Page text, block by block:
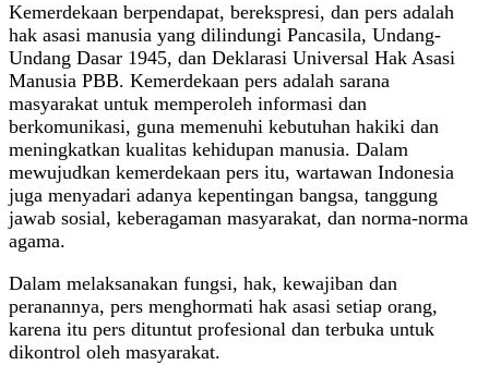
Kemerdekaan berpendapat, berekspresi, dan pers adalah
hak asasi manusia yang dilindungi Pancasila, Undang-
Undang Dasar 1945, dan Deklarasi Universal Hak Asasi
Manusia PBB. Kemerdekaan pers adalah sarana
masyarakat untuk memperoleh informasi dan
berkomunikasi, guna memenuhi kebutuhan hakiki dan
meningkatkan kualitas kehidupan manusia. Dalam
mewujudkan kemerdekaan pers itu, wartawan Indonesia
juga menyadari adanya kepentingan bangsa, tanggung
jawab sosial, keberagaman masyarakat, dan norma-norma
agama.
Dalam melaksanakan fungsi, hak, kewajiban dan
peranannya, pers menghormati hak asasi setiap orang,
karena itu pers dituntut profesional dan terbuka untuk
dikontrol oleh masyarakat.